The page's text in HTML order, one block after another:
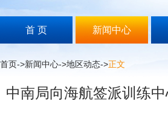
首 页 新闻中心
首页->新闻中心->地区动态->正文
中南局向海航签派训练
说
按
Alt
波